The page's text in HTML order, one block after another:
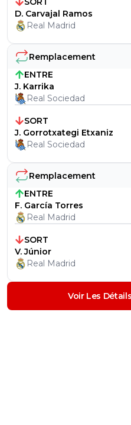
D. Carvajal Ramos
Real Madrid
Remplacement
ENTRE
J. Karrika
Real Sociedad
SORT
J. Gorrotxategi Etxaniz
Real Sociedad
Remplacement
ENTRE
F. García Torres
Real Madrid
SORT
V. Júnior
Real Madrid
Voir Les